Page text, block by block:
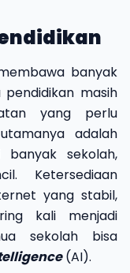
banyak
masih
yang perlu
adalah
sekolah,
Ketersediaan
yang stabil,
kali menjadi
sekolah bisa
(AI).